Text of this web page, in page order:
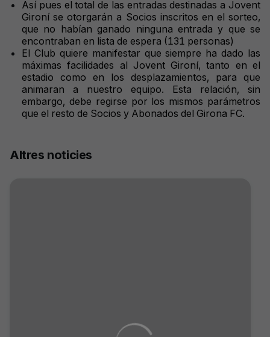
Así pues el total de las entradas destinadas a Jovent
Gironí se otorgarán a Socios inscritos en el sorteo,
que no habían ganado ninguna entrada y que se
encontraban en lista de espera (131 personas)
El Club quiere manifestar que siempre ha dado las
máximas facilidades al Jovent Gironí, tanto en el
estadio como en los desplazamientos, para que
animaran a nuestro equipo. Esta relación, sin
embargo, debe regirse por los mismos parámetros
que el resto de Socios y Abonados del Girona FC.
Altres noticies